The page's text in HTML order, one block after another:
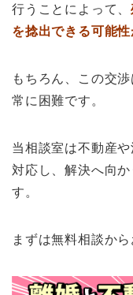
行うことによって、
を捻出できる可能性
もちろん、この交
常に困難です。
当相談室は不動産
対応し、解決へ向
す。
まずは無料相談か